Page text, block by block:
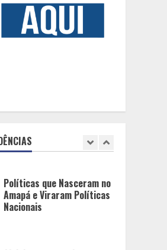
Mercure Belo Horizonte
Amapá e Viraram Políticas
Nacionais
Alpinismo nas redes
sociais: a ciência por trás